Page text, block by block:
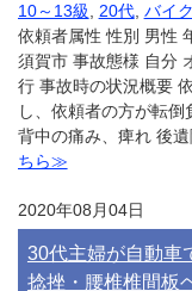
10～13級 20代, バイ
依頼者属性 性別 男性
須賀市 事故態様 自分
行 事故時の状況概要
し、依頼者の方が転
背中の痛み、痺れ 後
ちら≫
2020年08月04日
30代主婦が自動車
捻挫・腰椎椎間板